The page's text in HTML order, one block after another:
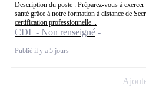
Description du poste : Préparez-vous à
santé grâce à notre formation à distance de
certification professionnelle...
CDI - Non renseigné
Publié il y a 5 jours